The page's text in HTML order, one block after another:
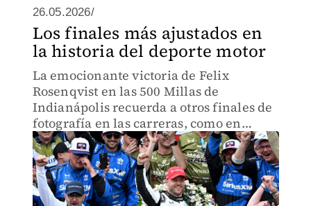
26.05.2026/
Los finales más ajustados en
la historia del deporte motor
La emocionante victoria de Felix
Rosenqvist en las 500 Millas de
Indianápolis recuerda a otros finales de
fotografía en las carreras, como en
NASCAR, MotoGP y Fórmula 1.